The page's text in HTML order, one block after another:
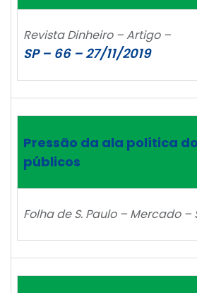
Revista Dinheiro – Artigo –
SP – 66 – 27/11/2019
Pressão da ala política
públicos
Folha de S. Paulo – Mercado –